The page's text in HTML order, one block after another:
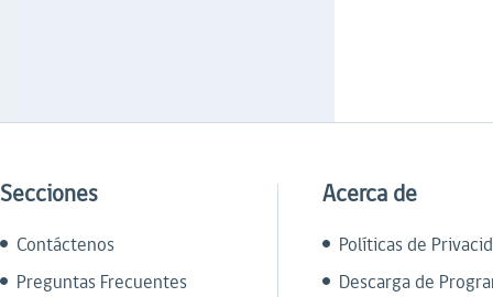
Secciones
Contáctenos
Preguntas Frecuentes
Acerca de
Políticas de
Descarga de